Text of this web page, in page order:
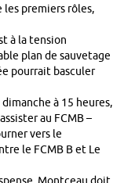
premiers rôles,
à la tension
plan de sauvetage
pourrait basculer
à 15 heures,
au FCMB –
vers le
le FCMB B et Le